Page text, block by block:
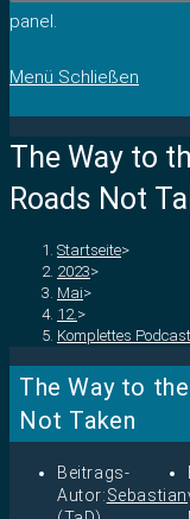
panel.
Menü Schließen
The Way to
Roads Not
Startseite>
2023>
Mai>
12. >
Komplettes
The Way to
Not Taken
Beitrags-
Autor:Sebastian